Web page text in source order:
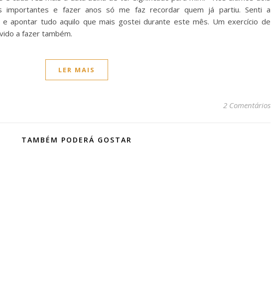
importantes e fazer anos só me faz recordar quem já partiu. Senti a
apontar tudo aquilo que mais gostei durante este mês. Um exercício de
a fazer também.
LER MAIS
2 Comentários
TAMBÉM PODERÁ GOSTAR